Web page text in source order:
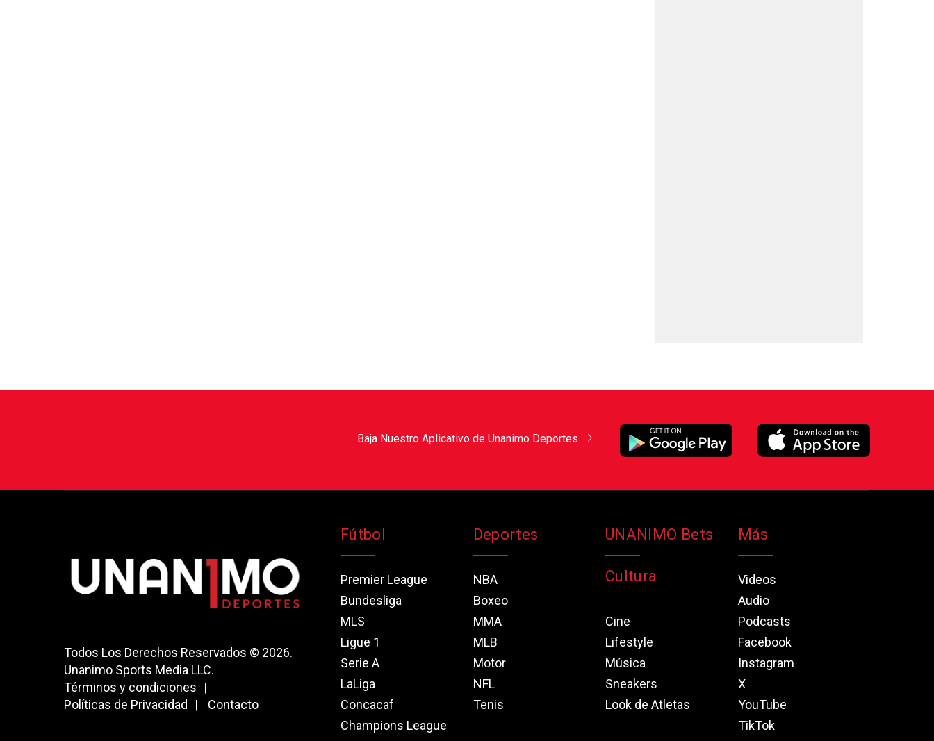
Baja Nuestro Aplicativo de Unanimo Deportes
Todos Los Derechos Reservados © 2026.
Unanimo Sports Media LLC.
Términos y condiciones
Políticas de Privacidad
Contacto
Fútbol
Premier League
Bundesliga
MLS
Ligue 1
Serie A
LaLiga
Concacaf
Champions League
Deportes
NBA
Boxeo
MMA
MLB
Motor
NFL
Tenis
UNANIMO Bets
Cultura
Cine
Lifestyle
Música
Sneakers
Look de Atletas
Más
Videos
Audio
Podcasts
Facebook
Instagram
X
YouTube
TikTok